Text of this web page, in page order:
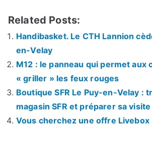
Related Posts:
Handibasket. Le CTH Lannion
en-Velay
M12 : le panneau qui permet aux
« griller » les feux rouges
Boutique SFR Le Puy-en-Velay :
magasin SFR et préparer sa visite
Vous cherchez une offre Livebox